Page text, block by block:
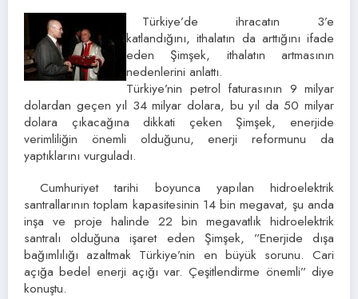
Türkiye’de ihracatın 3’e
katlandığını, ithalatın da arttığını ifade
eden Şimşek, ithalatın artmasının
nedenlerini anlattı.
Türkiye’nin petrol faturasının 9 milyar
dolardan geçen yıl 34 milyar dolara, bu yıl da 50 milyar
dolara çıkacağına dikkati çeken Şimşek, enerjide
verimliliğin önemli olduğunu, enerji reformunu da
yaptıklarını vurguladı.
Cumhuriyet tarihi boyunca yapılan hidroelektrik
santrallarının toplam kapasitesinin 14 bin megavat, şu anda
inşa ve proje halinde 22 bin megavatlık hidroelektrik
santralı olduğuna işaret eden Şimşek, ”Enerjide dışa
bağımlılığı azaltmak Türkiye’nin en büyük sorunu. Cari
açığa bedel enerji açığı var. Çeşitlendirme önemli” diye
konuştu.